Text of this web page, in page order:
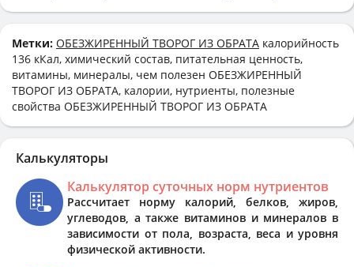
Метки: ОБЕЗЖИРЕННЫЙ ТВОРОГ ИЗ ОБРАТА калорийность
136 кКал, химический состав, питательная ценность,
витамины, минералы, чем полезен ОБЕЗЖИРЕННЫЙ
ТВОРОГ ИЗ ОБРАТА, калории, нутриенты, полезные
свойства ОБЕЗЖИРЕННЫЙ ТВОРОГ ИЗ ОБРАТА
Калькуляторы
Калькулятор суточных норм нутриентов
Рассчитает норму калорий, белков, жиров,
углеводов, а также витаминов и минералов в
зависимости от пола, возраста, веса и уровня
физической активности.